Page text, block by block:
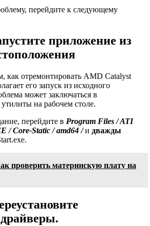
перейдите к следующему
приложение из
как отремонтировать AMD Catalyst
его запуск из исходного
может заключаться в
на рабочем столе.
перейдите в Program Files / ATI
/ Core-Static / amd64 /и дважды
проверить материнскую плату на